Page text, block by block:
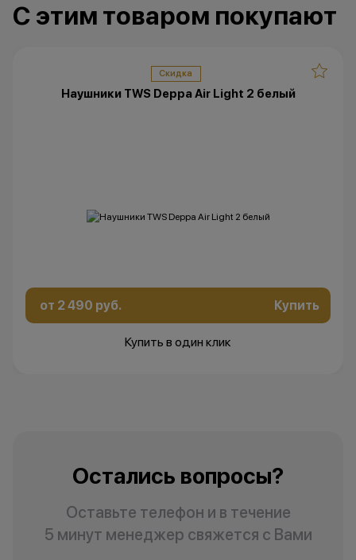
С этим товаром покупают
Скидка
Наушники TWS Deppa Air Light 2 белый
от 2 490 руб. Купить
Купить в один клик
Остались вопросы?
Оставьте телефон и в течение
5 минут менеджер свяжется с Вами